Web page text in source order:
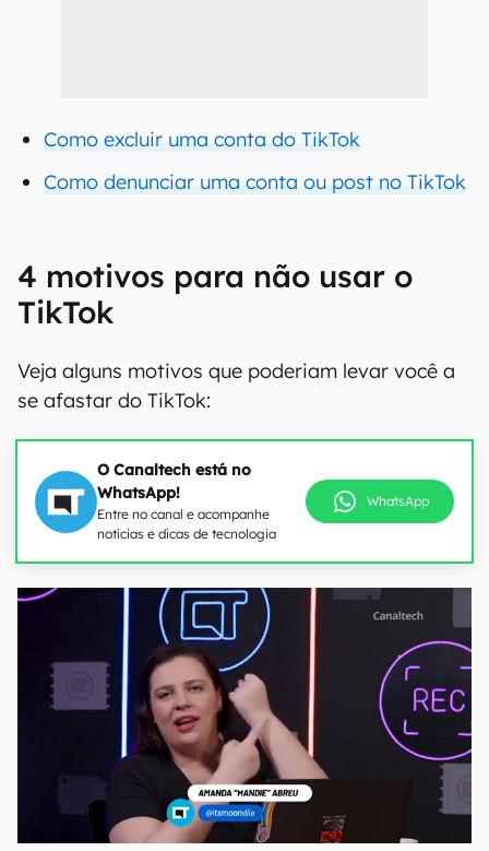
Como excluir uma conta do TikTok
Como denunciar uma conta ou post no TikTok
4 motivos para não usar o
TikTok
Veja alguns motivos que poderiam levar você a
se afastar do TikTok:
O Canaltech está no
WhatsApp!
Entre no canal e acompanhe
notícias e dicas de tecnologia
WhatsApp